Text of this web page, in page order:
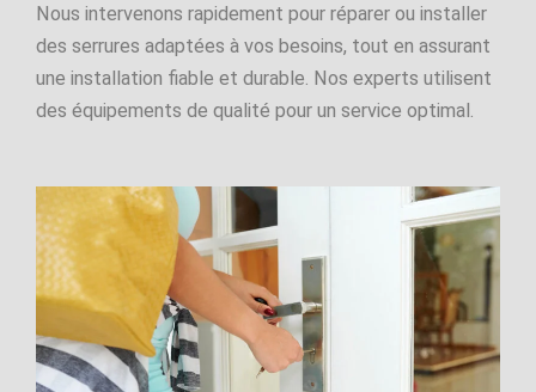
Nous intervenons rapidement pour réparer ou installer
des serrures adaptées à vos besoins, tout en assurant
une installation fiable et durable. Nos experts utilisent
des équipements de qualité pour un service optimal.